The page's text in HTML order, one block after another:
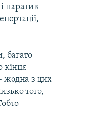
наратив
багато
кінця
жодна з цих
того,